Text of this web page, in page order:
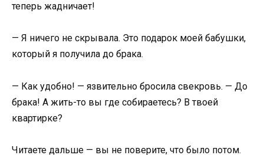
теперь жадничает!
— Я ничего не скрывала. Это подарок моей бабушки,
который я получила до брака.
— Как удобно! — язвительно бросила свекровь. — До
брака! А жить-то вы где собираетесь? В твоей
квартирке?
Читаете дальше — вы не поверите, что было потом.